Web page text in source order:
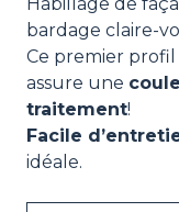
bardage claire-
Ce premier profil
assure une
traitement!
Facile
idéale.